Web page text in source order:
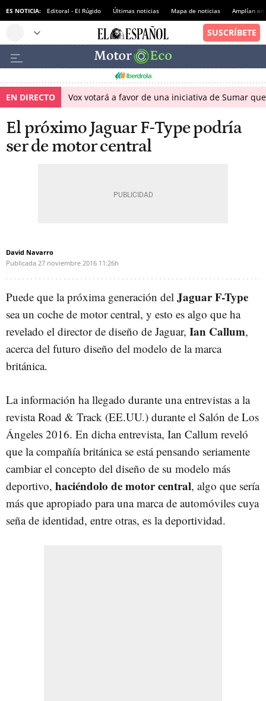
ES NOTICIA: Editoral - El Rúgido Últimas noticias Mapa de noticias Amplían
EN DIRECTO Vox votará a favor de una iniciativa de Sumar
El próximo Jaguar F-Type podría
ser de motor central
David Navarro
Publicada 27 noviembre 2016 11:26h
Puede que la próxima generación del Jaguar F-Type
sea un coche de motor central, y esto es algo que ha
revelado el director de diseño de Jaguar, Ian Callum,
acerca del futuro diseño del modelo de la marca
británica.
La información ha llegado durante una entrevistas a la
revista Road & Track (EE.UU.) durante el Salón de Los
Ángeles 2016. En dicha entrevista, Ian Callum reveló
que la compañía británica se está pensando seriamente
cambiar el concepto del diseño de su modelo más
deportivo, haciéndolo de motor central, algo que sería
más que apropiado para una marca de automóviles cuya
seña de identidad, entre otras, es la deportividad.